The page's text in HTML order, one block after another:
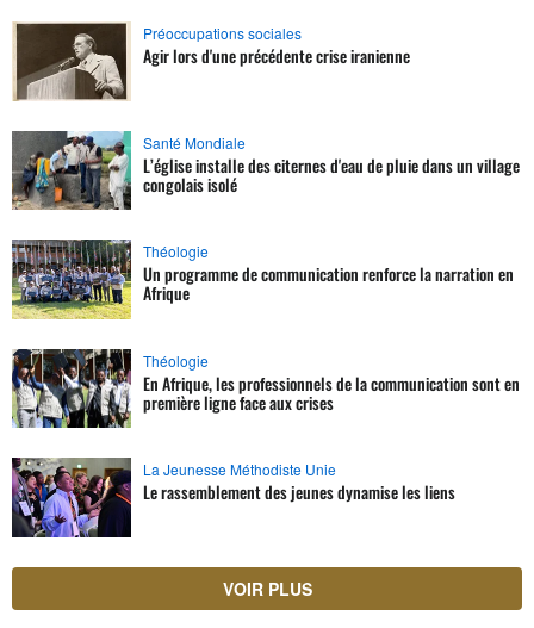
Préoccupations sociales
Agir lors d'une précédente crise iranienne
Santé Mondiale
L’église installe des citernes d'eau de pluie dans un village
congolais isolé
Théologie
Un programme de communication renforce la narration en
Afrique
Théologie
En Afrique, les professionnels de la communication sont en
première ligne face aux crises
La Jeunesse Méthodiste Unie
Le rassemblement des jeunes dynamise les liens
VOIR PLUS